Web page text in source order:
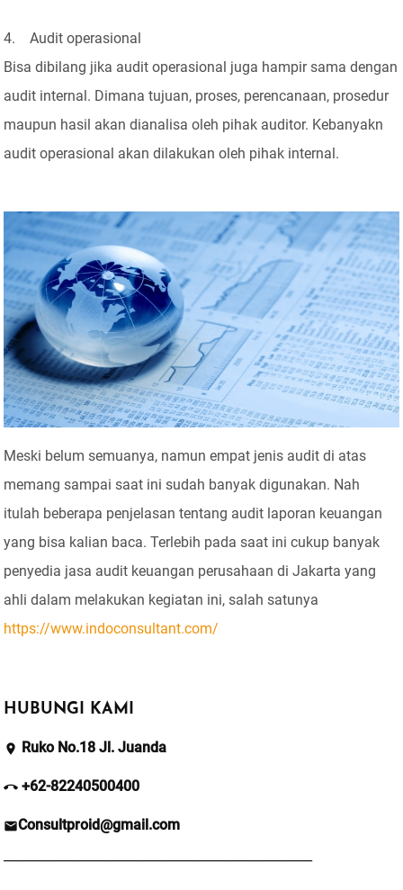
4. Audit operasional
Bisa dibilang jika audit operasional juga hampir sama dengan
audit internal. Dimana tujuan, proses, perencanaan, prosedur
maupun hasil akan dianalisa oleh pihak auditor. Kebanyakn
audit operasional akan dilakukan oleh pihak internal.
Meski belum semuanya, namun empat jenis audit di atas
memang sampai saat ini sudah banyak digunakan. Nah
itulah beberapa penjelasan tentang audit laporan keuangan
yang bisa kalian baca. Terlebih pada saat ini cukup banyak
penyedia jasa audit keuangan perusahaan di Jakarta yang
ahli dalam melakukan kegiatan ini, salah satunya
https://www.indoconsultant.com/
HUBUNGI KAMI
 Ruko No.18 Jl. Juanda
 +62-82240500400
Consultproid@gmail.com